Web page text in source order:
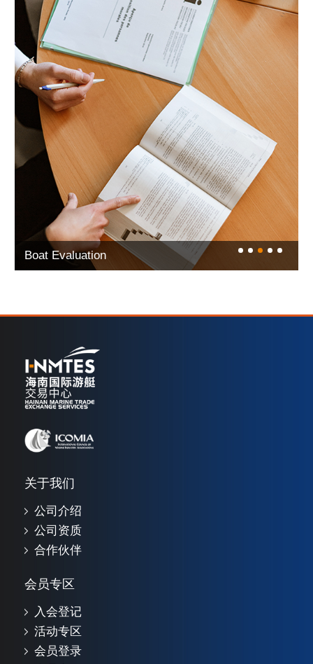
Boat Evaluation
关于我们
公司介绍
公司资质
合作伙伴
会员专区
入会登记
活动专区
会员登录